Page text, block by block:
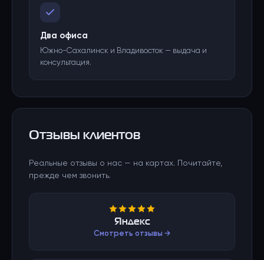
Два офиса
Южно-Сахалинск и Владивосток — выдача и
консультация.
Отзывы клиентов
Реальные отзывы о нас — на картах. Почитайте,
прежде чем звонить.
Яндекс
Смотреть отзывы →